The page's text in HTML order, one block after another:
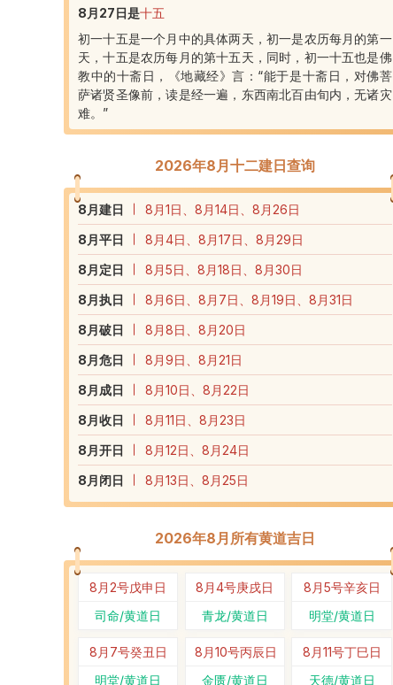
8月27日是十五
初一十五是一个月中的具体两天，初一是农历每月的第一
天，十五是农历每月的第十五天，同时，初一十五也是佛
教中的十斋日，《地藏经》言：“能于是十斋日，对佛菩
萨诸贤圣像前，读是经一遍，东西南北百由旬内，无诸灾
难。”
2026年8月十二建日查询
8 月建日
8月1日、8月14日、8月26日
8 月平日
8月4日、8月17日、8月29日
8 月定日
8月5日、8月18日、8月30日
8 月执日
8月6日、8月7日、8月19日、8月31日
8 月破日
8月8日、8月20日
8 月危日
8月9日、8月21日
8 月成日
8月10日、8月22日
8 月收日
8月11日、8月23日
8 月开日
8月12日、8月24日
8 月闭日 8月13日、8月25日
2026年8月所有黄道吉日
8月2号戊申日
司命/黄道日
8月4号庚戌日
青龙/黄道日
8月5号辛亥日
明堂/黄道日
8月7号癸丑日
明堂/黄道日
8月10号丙辰日
金匮/黄道日
8月11号丁巳日
天德/黄道日